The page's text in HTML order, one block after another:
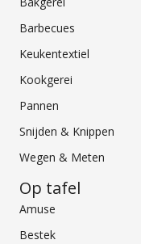
Barbecues
Keukentextiel
Kookgerei
Pannen
Snijden & Knippen
Wegen & Meten
Op tafel
Amuse
Bestek